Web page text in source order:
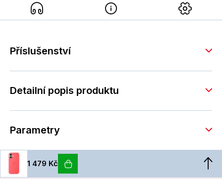
Příslušenství
Detailní popis produktu
Parametry
1 479 Kč